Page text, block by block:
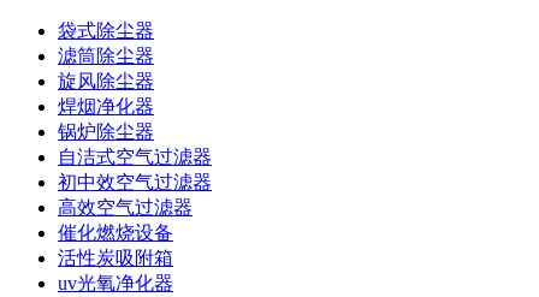
袋式除尘器
滤筒除尘器
旋风除尘器
焊烟净化器
锅炉除尘器
自洁式空气过滤器
初中效空气过滤器
高效空气过滤器
催化燃烧设备
活性炭吸附箱
uv光氧净化器